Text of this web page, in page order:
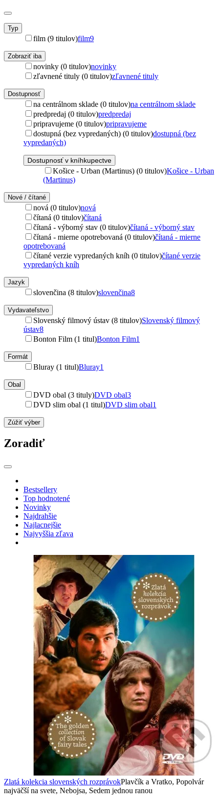
Typ
film (9 titulov)film9
Zobraziť iba
novinky (0 titulov)novinky
zľavnené tituly (0 titulov)zľavnené tituly
Dostupnosť
na centrálnom sklade (0 titulov)na centrálnom sklade
predpredaj (0 titulov)predpredaj
pripravujeme (0 titulov)pripravujeme
dostupná (bez vypredaných) (0 titulov)dostupná (bez
vypredaných)
Dostupnosť v kníhkupectve
Košice - Urban (Martinus) (0 titulov)Košice - Urban
(Martinus)
Nové / čítané
nová (0 titulov)nová
čítaná (0 titulov)čítaná
čítaná - výborný stav (0 titulov)čítaná - výborný stav
čítaná - mierne opotrebovaná (0 titulov)čítaná - mierne
opotrebovaná
čítané verzie vypredaných kníh (0 titulov)čítané verzie
vypredaných kníh
Jazyk
slovenčina (8 titulov)slovenčina8
Vydavateľstvo
Slovenský filmový ústav (8 titulov)Slovenský filmový
ústav8
Bonton Film (1 titul)Bonton Film1
Formát
Bluray (1 titul)Bluray1
Obal
DVD obal (3 tituly)DVD obal3
DVD slim obal (1 titul)DVD slim obal1
Zúžiť výber
Zoradiť
Bestsellery
Top hodnotené
Novinky
Najdrahšie
Najlacnejšie
Najvyššia zľava
Zlatá kolekcia slovenských rozprávokPlavčík a Vratko, Popolvár
najväčší na svete, Nebojsa, Sedem jednou ranou